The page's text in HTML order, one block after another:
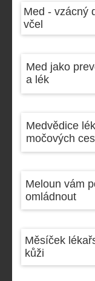
Med - vzácný
včel
Med jako
a lék
Medvědice
močových
Meloun vám
omládnout
Měsíček
kůži